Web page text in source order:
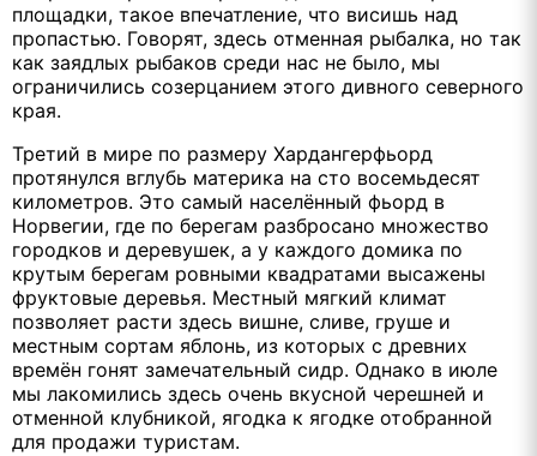
площадки, такое впечатление, что висишь над
пропастью. Говорят, здесь отменная рыбалка, но так
как заядлых рыбаков среди нас не было, мы
ограничились созерцанием этого дивного северного
края.
Третий в мире по размеру Хардангерфьорд
протянулся вглубь материка на сто восемьдесят
километров. Это самый населённый фьорд в
Норвегии, где по берегам разбросано множество
городков и деревушек, а у каждого домика по
крутым берегам ровными квадратами высажены
фруктовые деревья. Местный мягкий климат
позволяет расти здесь вишне, сливе, груше и
местным сортам яблонь, из которых с древних
времён гонят замечательный сидр. Однако в июле
мы лакомились здесь очень вкусной черешней и
отменной клубникой, ягодка к ягодке отобранной
для продажи туристам.